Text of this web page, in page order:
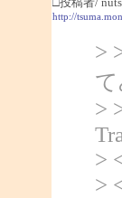
http://
>
>
>
>